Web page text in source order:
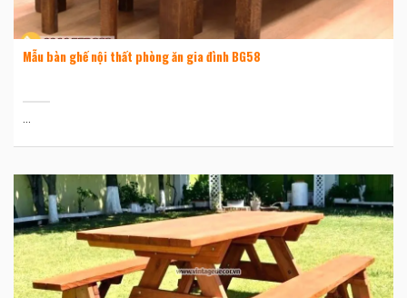
Mẫu bàn ghế nội thất phòng ăn gia đình BG58